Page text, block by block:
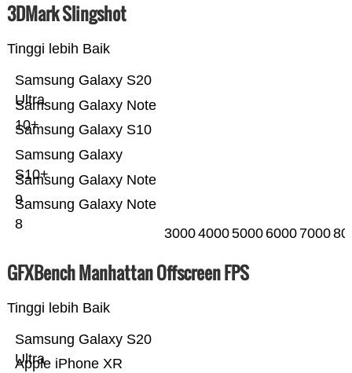
3DMark Slingshot
Tinggi lebih Baik
Samsung Galaxy Note
8
Samsung Galaxy Note
9
Samsung Galaxy
S10+
Samsung Galaxy S10
Samsung Galaxy Note
10+
Samsung Galaxy S20
Ultra
300040005000 6000 7000
GFXBench Manhattan Offscreen FPS
Tinggi lebih Baik
Apple iPhone XR
Samsung Galaxy S20
Ultra